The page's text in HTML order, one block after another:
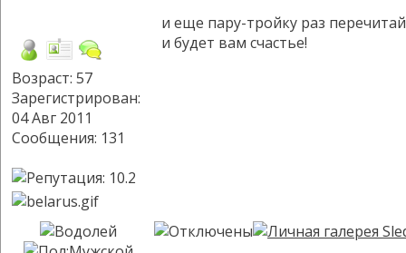
Возраст: 57
Зарегистрирован:
04 Авг 2011
Сообщения: 131
и еще пару-тройку раз
и будет вам счастье!